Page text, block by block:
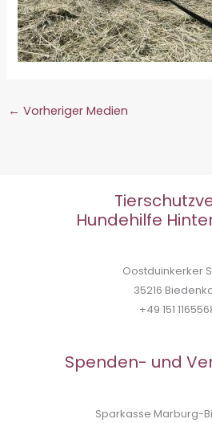
← Vorheriger Medien
Hundehilfe
Oostduinkerker
35216
+49 151
Spenden- und
Sparkasse Marburg-